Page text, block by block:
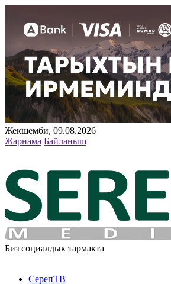
Жекшемби, 09.08.2026
Жарнама Байланыш
Биз социалдык тармакта
СерепТВ